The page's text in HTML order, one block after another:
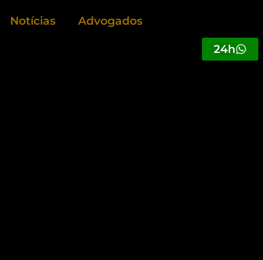
Notícias Advogados
24h